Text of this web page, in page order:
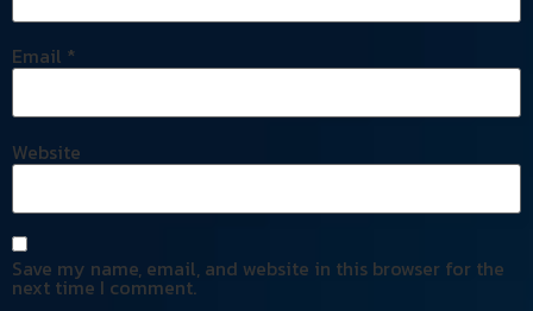
Email *
Website
Save my name, email, and website in this browser for the
next time I comment.